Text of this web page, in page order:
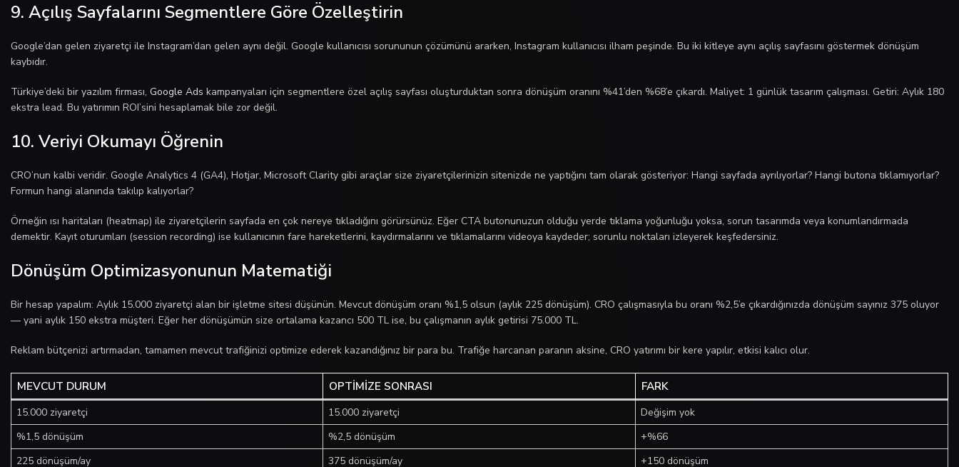
9. Açılış Sayfalarını Segmentlere Göre Özelleştirin
Google’dan gelen ziyaretçi ile Instagram’dan gelen aynı değil. Google kullanıcısı sorununun çözümünü ararken, Instagram kullanıcısı ilham peşinde. Bu iki kitleye aynı açılış sayfasını göstermek dönüşüm
kaybıdır.
Türkiye’deki bir yazılım firması, Google Ads kampanyaları için segmentlere özel açılış sayfası oluşturduktan sonra dönüşüm oranını %41’den %68’e çıkardı. Maliyet: 1 günlük tasarım çalışması. Getiri: Aylık 180
ekstra lead. Bu yatırımın ROI’sini hesaplamak bile zor değil.
10. Veriyi Okumayı Öğrenin
CRO’nun kalbi veridir. Google Analytics 4 (GA4), Hotjar, Microsoft Clarity gibi araçlar size ziyaretçilerinizin sitenizde ne yaptığını tam olarak gösteriyor: Hangi sayfada ayrılıyorlar? Hangi butona tıklamıyorlar?
Formun hangi alanında takılıp kalıyorlar?
Örneğin ısı haritaları (heatmap) ile ziyaretçilerin sayfada en çok nereye tıkladığını görürsünüz. Eğer CTA butonunuzun olduğu yerde tıklama yoğunluğu yoksa, sorun tasarımda veya konumlandırmada
demektir. Kayıt oturumları (session recording) ise kullanıcının fare hareketlerini, kaydırmalarını ve tıklamalarını videoya kaydeder; sorunlu noktaları izleyerek keşfedersiniz.
Dönüşüm Optimizasyonunun Matematiği
Bir hesap yapalım: Aylık 15.000 ziyaretçi alan bir işletme sitesi düşünün. Mevcut dönüşüm oranı %1,5 olsun (aylık 225 dönüşüm). CRO çalışmasıyla bu oranı %2,5’e çıkardığınızda dönüşüm sayınız 375 oluyor
— yani aylık 150 ekstra müşteri. Eğer her dönüşümün size ortalama kazancı 500 TL ise, bu çalışmanın aylık getirisi 75.000 TL.
Reklam bütçenizi artırmadan, tamamen mevcut trafiğinizi optimize ederek kazandığınız bir para bu. Trafiğe harcanan paranın aksine, CRO yatırımı bir kere yapılır, etkisi kalıcı olur.
MEVCUT DURUM OPTIMIZE SONRASI FARK
15.000 ziyaretçi 15.000 ziyaretçi
Değişim yok
%1,5 dönüşüm
%2,5 dönüşüm
+%66
225 dönüşüm/ay
375 dönüşüm/ay +150 dönüşüm